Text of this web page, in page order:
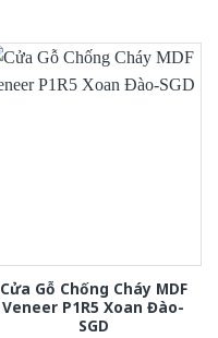
Cửa Gỗ Chống Cháy MDF
Veneer P1R5 Xoan Đào-
SGD